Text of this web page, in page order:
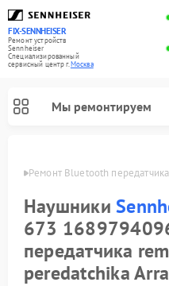
FIX-SENNHEISER
Ремонт устройств
Sennheiser
Специализированный
cервисный центр г.Москва
Мы ремонтируем
Ремонт Bluetooth передатчика
Наушники
673
передатчика
peredatchika